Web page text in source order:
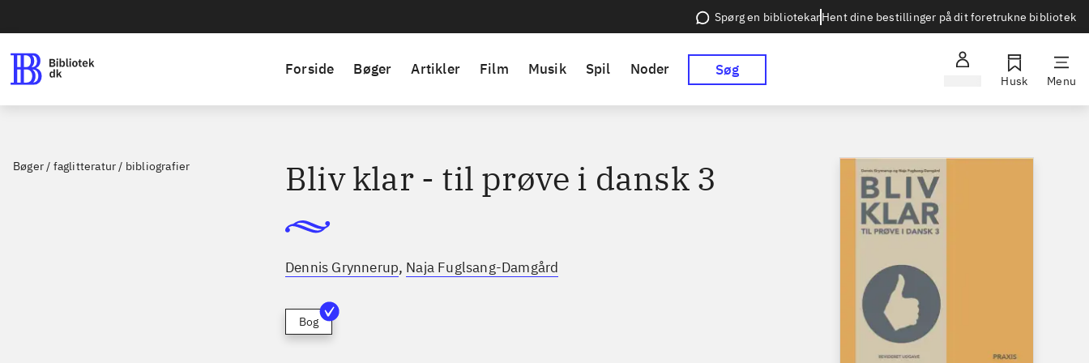
Spørg en bibliotekarHent dine bestillinger på dit foretrukne bibliotek
Forside Bøger Artikler Film Musik Spil Noder Søg
Husk Menu
Bøger / faglitteratur / bibliografier Bliv klar - til prøve i dansk 3
Dennis Grynnerup, Naja Fuglsang-Damgård
Bog